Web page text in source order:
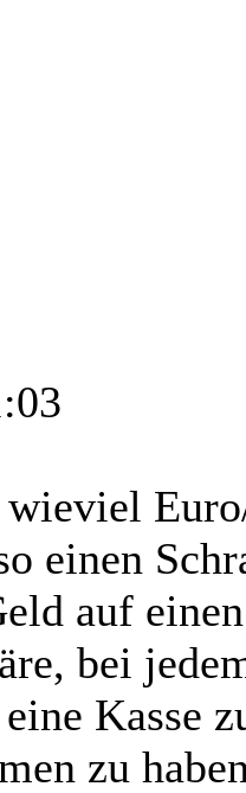
einen
auf
bei
Kasse
zu